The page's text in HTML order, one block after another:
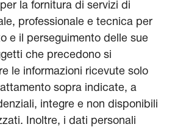
la fornitura di servizi di
professionale e tecnica per
e il perseguimento delle sue
che precedono si
le informazioni ricevute solo
sopra indicate, a
integre e non disponibili
Inoltre, i dati personali